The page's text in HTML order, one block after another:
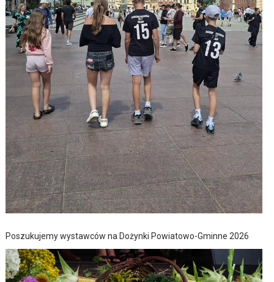
Poszukujemy wystawców na Dożynki Powiatowo-Gminne 2026